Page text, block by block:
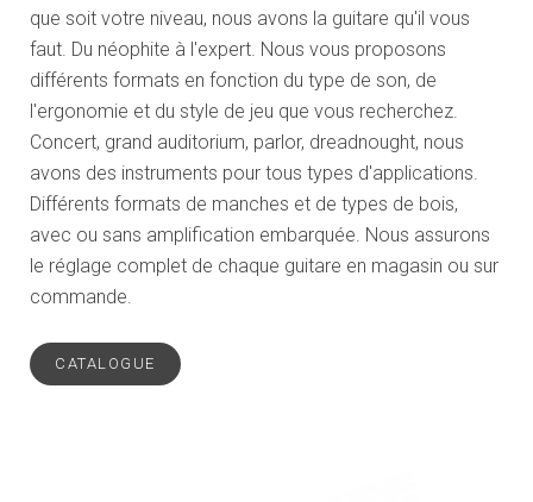
que soit votre niveau, nous avons la guitare qu'il vous
faut. Du néophite à l'expert. Nous vous proposons
différents formats en fonction du type de son, de
l'ergonomie et du style de jeu que vous recherchez.
Concert, grand auditorium, parlor, dreadnought, nous
avons des instruments pour tous types d'applications.
Différents formats de manches et de types de bois,
avec ou sans amplification embarquée. Nous assurons
le réglage complet de chaque guitare en magasin ou sur
commande.
CATALOGUE